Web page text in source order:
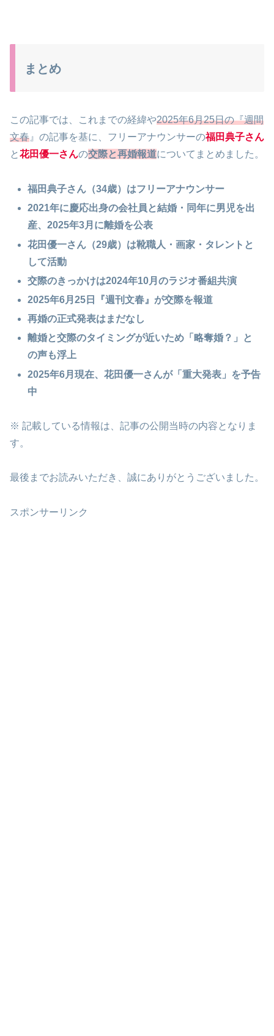
まとめ
この記事では、これまでの経緯や2025年6月25日の『週間
文春』の記事を基に、フリーアナウンサーの福田典子さん
と花田優一さんの交際と再婚報道についてまとめました。
福田典子さん（34歳）はフリーアナウンサー
2021年に慶応出身の会社員と結婚・同年に男児を出
産、2025年3月に離婚を公表
花田優一さん（29歳）は靴職人・画家・タレントと
して活動
交際のきっかけは2024年10月のラジオ番組共演
2025年6月25日
『週刊文春』が交際を報道
再婚の正式発表はまだなし
離婚と交際のタイミングが近いため「略奪婚？」と
の声も浮上
2025年6月現在、花田優一さんが「重大発表」を予告
中
※ 記載している情報は、記事の公開当時の内容となりま
す。
最後までお読みいただき、誠にありがとうございました。
スポンサーリンク